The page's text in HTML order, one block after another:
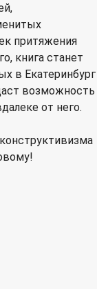
притяжения
книга станет
в Екатеринбург
возможность
от него.